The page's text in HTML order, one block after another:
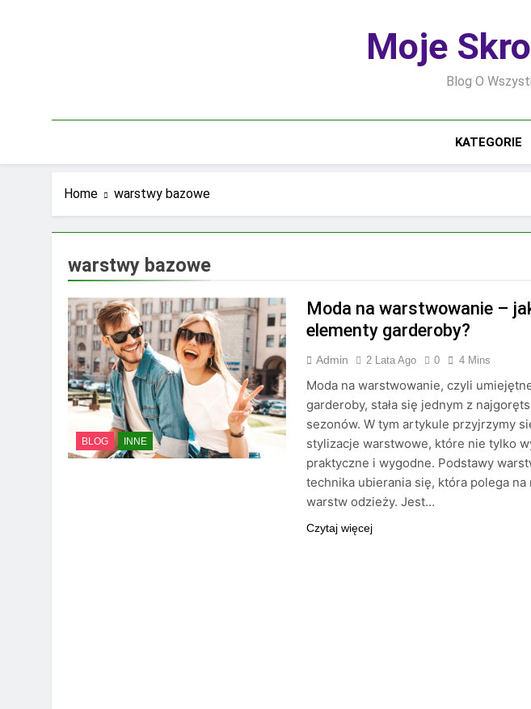
Moje
Blog O
KATEGORIE
Home warstwy bazowe
warstwy bazowe
BLOG INNE
Moda na warstwowanie –
elementy garderoby?
Admin 2 Lata Ago 0 4 Mins
Moda na warstwowanie, czyli
garderoby, stała się jednym z
sezonów. W tym artykule przyjrzymy
stylizacje warstwowe, które nie tylko
praktyczne i wygodne. Podstawy
technika ubierania się, która polega na
warstw odzieży. Jest…
Czytaj więcej